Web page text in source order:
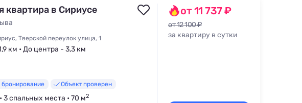
квартира в Сириусе
Тверской переулок улица, 1
км • До центра - 3,3 км
Объект проверен
3 спальных места • 70 м2
от 11 737 ₽
от 12 100 ₽
за квартиру в сутки